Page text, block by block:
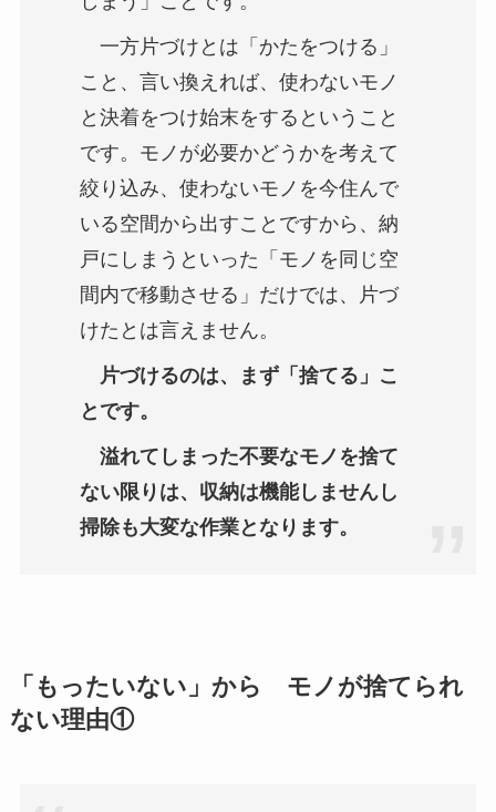
一方片づけとは「かたをつける」
こと、言い換えれば、使わないモノ
と決着をつけ始末をするということ
です。モノが必要かどうかを考えて
絞り込み、使わないモノを今住んで
いる空間から出すことですから、納
戸にしまうといった「モノを同じ空
間内で移動させる」だけでは、片づ
けたとは言えません。
片づけるのは、まず「捨てる」こ
とです。
溢れてしまった不要なモノを捨て
ない限りは、収納は機能しませんし
掃除も大変な作業となります。
「もったいない」から モノが捨てられ
ない理由①